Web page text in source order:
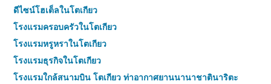
ดีไซน์โฮเต็ลในโตเกียว
โรงแรมครอบครัวในโตเกียว
โรงแรมหรูหราในโตเกียว
โรงแรมธุรกิจในโตเกียว
โรงแรมใกล้สนามบิน โตเกียว ท่าอากาศยานนานาชาตินาริตะ